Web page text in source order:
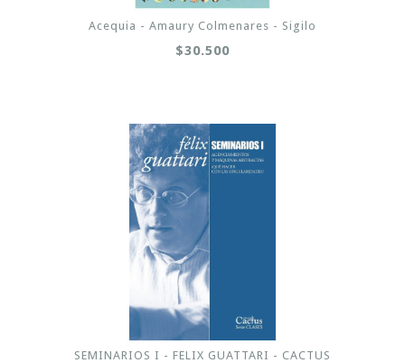
Acequia - Amaury Colmenares - Sigilo
$30.500
SEMINARIOS I - FELIX GUATTARI - CACTUS